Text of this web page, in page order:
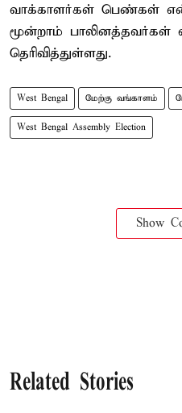
வாக்காளர்கள் பெண்கள்
மூன்றாம்
தெரிவித்துள்ளது.
West Bengal மேற்கு வங்காளம்
West Bengal Assembly Election
Show
Related Stories